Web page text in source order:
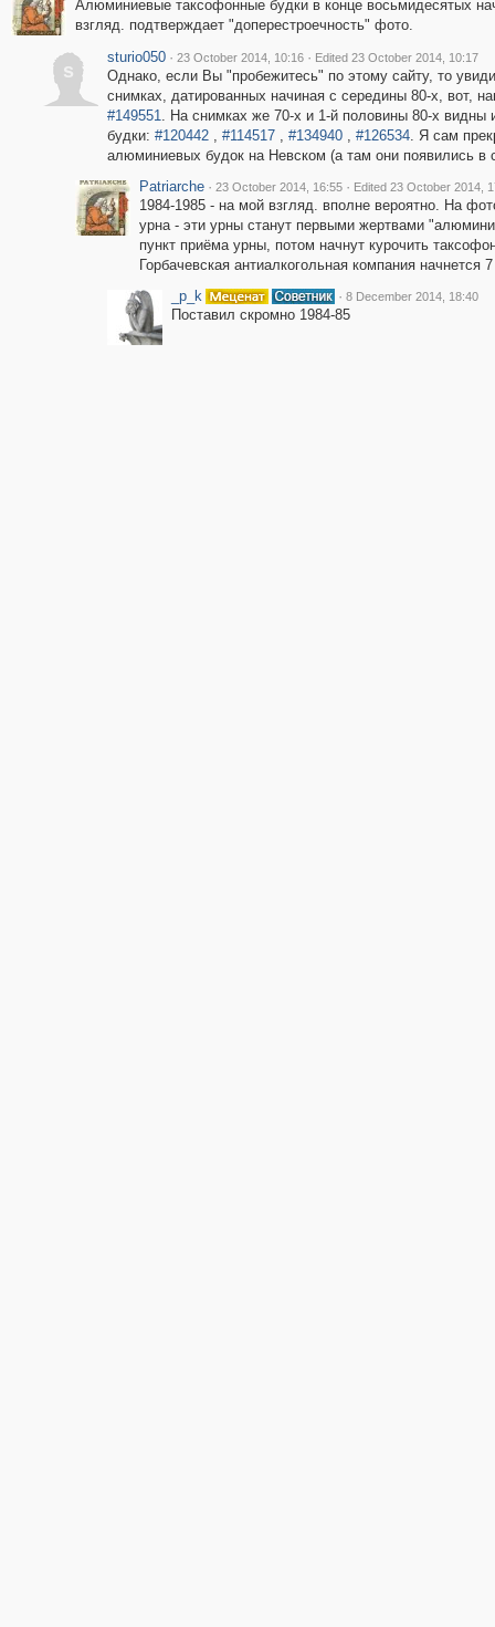
Алюминиевые таксофонные будки в конце восьмидесятых
взгляд. подтверждает "доперестроечность" фото.
s
sturio050 · 23 October 2014, 10:16 · Edited 23 October 2014, 10:17
Однако, если Вы "пробежитесь" по этому сайту, то
снимках, датированных начиная с середины 80-х, вот,
#149551. На снимках же 70-х и 1-й половины 80-х видны
будки: #120442, #114517, #134940, #126534. Я сам
алюминиевых будок на Невском (а там они появились в
Patriarche · 23 October 2014, 16:55 · Edited 23 October 2014,
1984-1985 - на мой взгляд. вполне вероятно. На
урна - эти урны станут первыми жертвами
пункт приёма урны, потом начнут курочить
Горбачевская антиалкогольная компания начнется
_p_k
· 8 December 2014, 18:40
Поставил скромно 1984-85